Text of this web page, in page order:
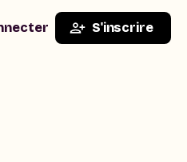
S'inscrire